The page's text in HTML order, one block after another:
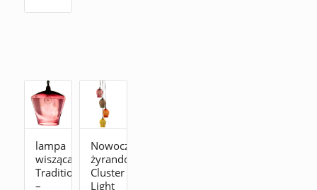
lampa
wisząca
Traditional
–
Nowoczesny
żyrandol
Cluster
Light